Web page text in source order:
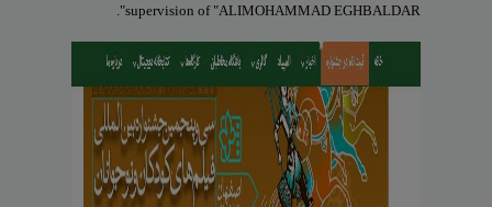
supervision of "ALIMOHAMMAD EGHBALDAR".